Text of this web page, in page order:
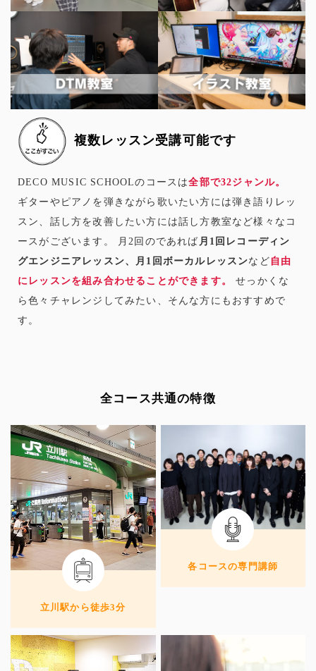
複数レッスン受講可能です
DECO MUSIC SCHOOLのコースは全部で32ジャンル。
ギターやピアノを弾きながら歌いたい方には弾き語りレッ
スン、話し方を改善したい方には話し方教室など様々なコ
ースがございます。 月2回のであれば 月1回レコーディン
グエンジニアレッスン、月1回ボーカルレッスンなど 自由
にレッスンを組み合わせることができます。
せっかくな
ら色々チャレンジしてみたい、そんな方にもおすすめで
す。
全コース共通の特徴
立川駅から徒歩3分
各コースの専門講師